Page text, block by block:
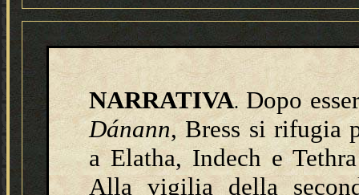
NARRATIVA.Dopo
Dánann, Bress si rifugia
a Elatha, Indech e
Alla vigilia della